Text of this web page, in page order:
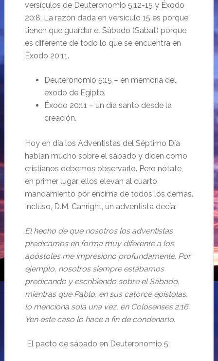
versículos de Deuteronomio 5:12-15 y Éxodo
20:8. La razón dada en versículo 15 es porque
tienen que guardar el Sábado (Sabat) porque
es diferente de todo lo que se encuentra en
Éxodo 20:11.
Deuteronomio 5:15 – en memoria del
éxodo de Egipto.
Éxodo 20:11 – un día santo desde la
creación.
Hoy en día los Adventistas del Séptimo Día
hablan mucho sobre el sábado y dicen como
cristianos debemos observarlo. Pero nótate,
en primer lugar, ellos elevan al cuarto
mandamiento por encima de todos los demás.
Incluso, D.M. Canright, un adventista decía:
El hecho de que nosotros los adventistas
predicamos en forma muy diferente a los
apóstoles me impresiono profundamente. Por
ejemplo, nosotros siempre estábamos
predicando y escribiendo sobre el Sábado,
mientras que Pablo, en sus catorce epístolas,
lo menciona sola una vez, en Colosenses 2:16.
Yen este caso lo hace a fin de condenarlo.
El pacto de sábado en Deuteronomio 5: